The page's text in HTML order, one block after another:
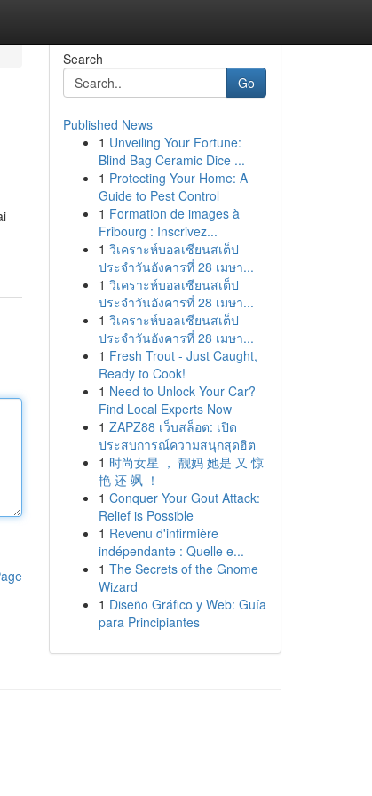
Search
Go
Published News
1 Unveiling Your Fortune:
Blind Bag Ceramic Dice ...
1 Protecting Your Home: A
Guide to Pest Control
1 Formation de images à
Fribourg : Inscrivez...
1 วิเคราะห์บอลเซียนสเต็ป
ประจำวันอังคารที่ 28 เมษา...
1 วิเคราะห์บอลเซียนสเต็ป
ประจำวันอังคารที่ 28 เมษา...
1 วิเคราะห์บอลเซียนสเต็ป
ประจำวันอังคารที่ 28 เมษา...
1 Fresh Trout - Just Caught,
Ready to Cook!
1 Need to Unlock Your Car?
Find Local Experts Now
1 ZAPZ88 เว็บสล็อต: เปิด
ประสบการณ์ความสนุกสุดฮิต
1 时尚女星 ， 靓妈 她是 又 惊
艳 还 飒 ！
1 Conquer Your Gout Attack:
Relief is Possible
1 Revenu d'infirmière
indépendante : Quelle e...
1 The Secrets of the Gnome
Wizard
1 Diseño Gráfico y Web: Guía
para Principiantes